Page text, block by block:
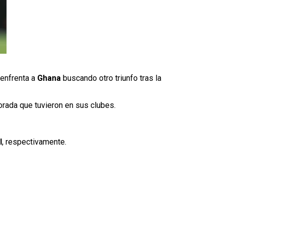
a Ghana buscando otro triunfo tras la
que tuvieron en sus clubes.
, respectivamente.